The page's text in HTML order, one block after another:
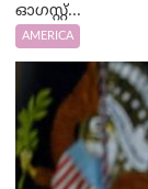
ഓഗസ്റ്റ്...
AMERICA